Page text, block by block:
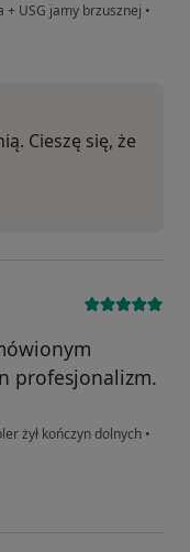
+ USG jamy brzusznej •
Cieszę się, że
profesjonalizm.
żył kończyn dolnych •